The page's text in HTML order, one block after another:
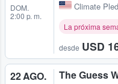
DOM.
2:00 p. m.
Climate
La próxima
desde USD
22 AGO. The Guess